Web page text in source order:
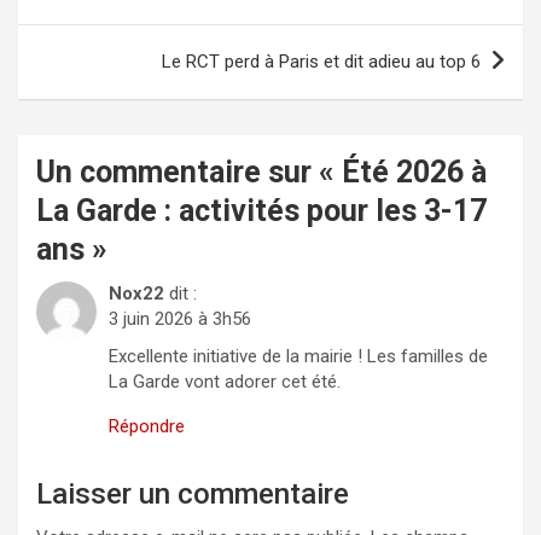
l’article
Le RCT perd à Paris et dit adieu au top 6
Un commentaire sur « Été 2026 à
La Garde : activités pour les 3-17
ans »
Nox22 dit :
3 juin 2026 à 3h56
Excellente initiative de la mairie ! Les familles de
La Garde vont adorer cet été.
Répondre
Laisser un commentaire